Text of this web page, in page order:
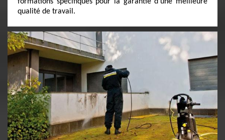
qualité de travail.